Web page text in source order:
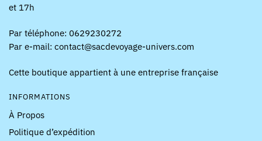
et 17h
Par téléphone: 0629230272
Par e-mail: contact@sacdevoyage-univers.com
Cette boutique appartient à une entreprise française
INFORMATIONS
À Propos
Politique d’expédition